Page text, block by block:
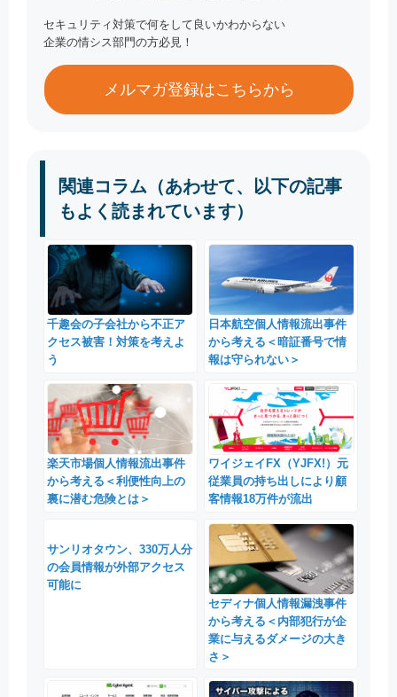
セキュリティ対策で何をして良いかわからない
企業の情シス部門の方必見！
メルマガ登録はこちらから
関連コラム（あわせて、以下の記事
もよく読まれています）
千趣会の子会社から不正ア
クセス被害！対策を考えよ
う
日本航空個人情報流出事件
から考える＜暗証番号で情
報は守られない＞
楽天市場個人情報流出事件
から考える＜利便性向上の
裏に潜む危険とは＞
ワイジェイFX（YJFX!）元
従業員の持ち出しにより顧
客情報18万件が流出
サンリオタウン、330万人分
の会員情報が外部アクセス
可能に
セディナ個人情報漏洩事件
から考える＜内部犯行が企
業に与えるダメージの大き
さ＞